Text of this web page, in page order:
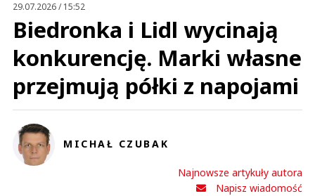
29.07.2026 / 15:52
Biedronka i Lidl wycinają
konkurencję. Marki własne
przejmują półki z napojami
MICHAŁ CZUBAK
Najnowsze artykuły autora
Napisz wiadomość